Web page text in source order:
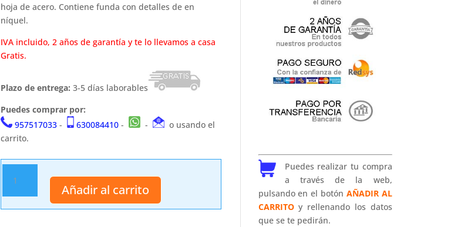
hoja de acero. Contiene funda con detalles de en
níquel.
IVA incluido, 2 años de garantía y te lo llevamos a casa
Gratis.
Plazo de entrega: 3-5 días laborables
Puedes comprar por:
957517033- 630084410- -
o usando el
carrito.
Modelo
romana
Spatha
Añadir al carrito
Puedes realizar tu compra
a través de la web,
pulsando en el botón AÑADIR AL
CARRITOy rellenando los datos
que se te pedirán.